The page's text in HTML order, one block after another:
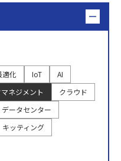
適化 IoT
AI
ネジメント
クラウド
データセンター
キッティング